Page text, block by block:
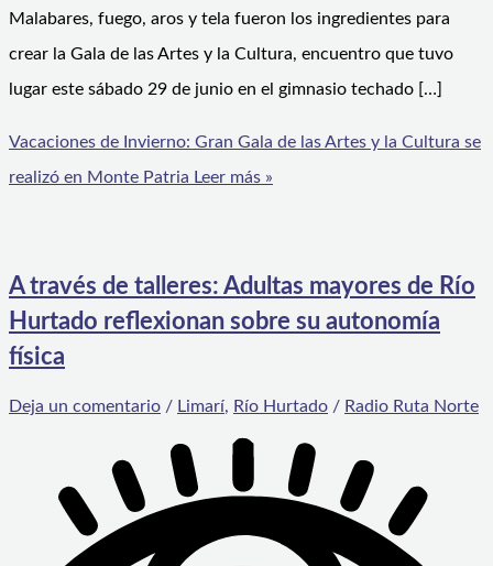
Malabares, fuego, aros y tela fueron los ingredientes para
crear la Gala de las Artes y la Cultura, encuentro que tuvo
lugar este sábado 29 de junio en el gimnasio techado […]
Vacaciones de Invierno: Gran Gala de las Artes y la Cultura se
realizó en Monte Patria Leer más »
A través de talleres: Adultas mayores de Río
Hurtado reflexionan sobre su autonomía
física
Deja un comentario / Limarí, Río Hurtado / Radio Ruta Norte